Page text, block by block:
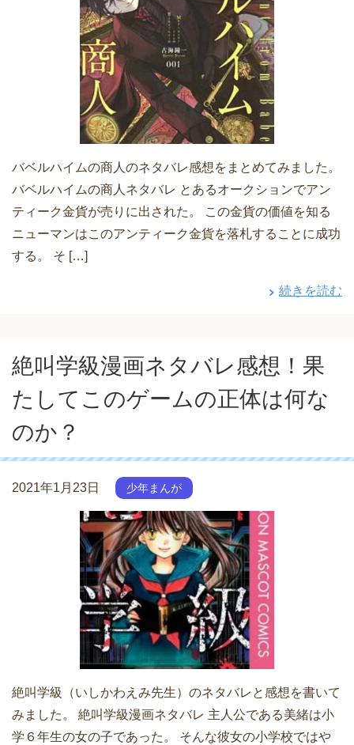
バベルハイムの商人のネタバレ感想をまとめてみました。
バベルハイムの商人ネタバレ とあるオークションでアン
ティーク金貨が売りに出された。 この金貨の価値を知る
ニューマンはこのアンティーク金貨を落札することに成功
する。 そ […]
続きを読む
絶叫学級漫画ネタバレ感想！果
たしてこのゲームの正体は何な
のか？
2021年1月23日 少年まんが
絶叫学級（いしかわえみ先生）のネタバレと感想を書いて
みました。 絶叫学級漫画ネタバレ 主人公である美緒は小
学６年生の女の子であった。 そんな彼女の小学校ではや